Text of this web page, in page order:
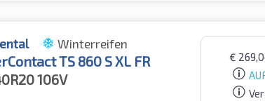
Winterreifen
TS 860 S XL FR
106V
€